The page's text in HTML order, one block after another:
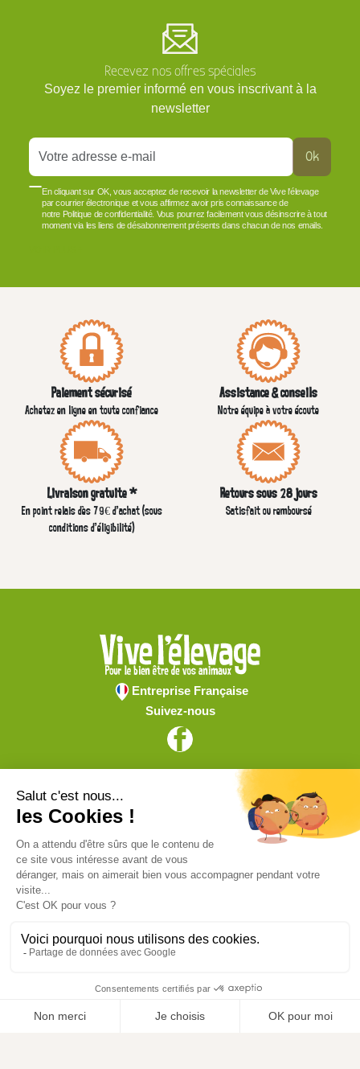
Recevez nos offres spéciales
Soyez le premier informé en vous inscrivant à la
newsletter
Ok
En cliquant sur OK, vous acceptez de recevoir la newsletter de Vive l'élevage
par courrier électronique et vous affirmez avoir pris connaissance de
notre Politique de confidentialité. Vous pourrez facilement vous désinscrire à tout
moment via les liens de désabonnement présents dans chacun de nos emails.
Paiement sécurisé
Achetez en ligne en toute confiance
Assistance & conseils
Notre équipe à votre écoute
Livraison gratuite *
En point relais dès 79€ d’achat (sous
conditions d'éligibilité)
Retours sous 28 jours
Satisfait ou remboursé
Entreprise Française
Suivez-nous
Vive l'élevage
Achat en ligne
Services
Aide & Conseils
© ViveLelevage 2026